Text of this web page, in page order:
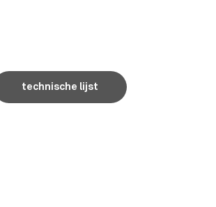
technische lijst